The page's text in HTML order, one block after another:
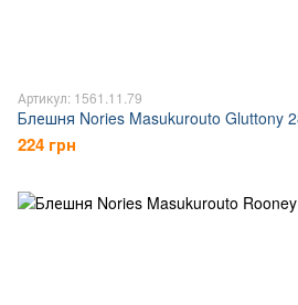
Артикул: 1561.11.79
Блешня Nories Masukurouto Gluttony
224 грн